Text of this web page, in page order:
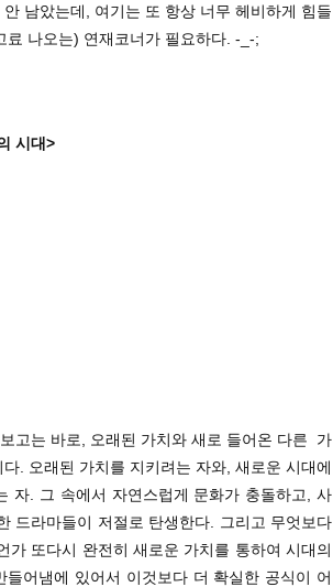
남았는데, 여기는 또 항상 너무 헤비하게 힘들
나오는) 연재코너가 필요하다. -_-;
시대>
고는 바로, 오래된 가치와 새로 들어온 다른 가
. 오래된 가치를 지키려는 자와, 새로운 시대에
자. 그 속에서 자연스럽게 문화가 충돌하고, 사
드라마들이 저절로 탄생한다. 그리고 무엇보다
가 또다시 완전히 새로운 가치를 통하여 시대의
어냄에 있어서 이것보다 더 확실한 공식이 어